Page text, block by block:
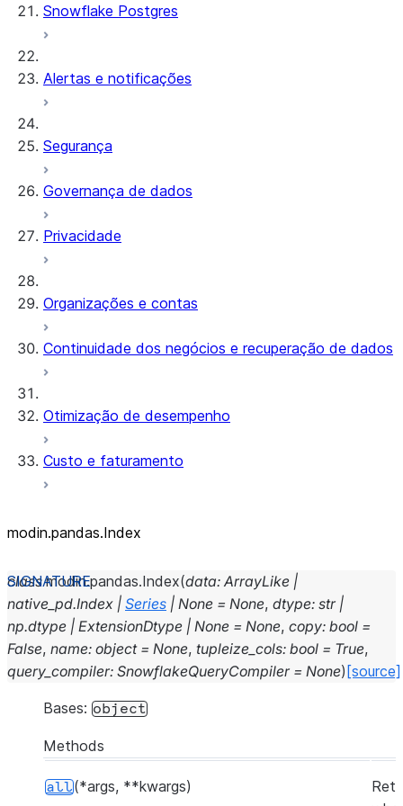
Snowflake Postgres
Alertas e notificações
Segurança
Governança de dados
Privacidade
Organizações e contas
Continuidade dos negócios e recuperação de dados
Otimização de desempenho
Custo e faturamento
modin.pandas.Index
class modin.pandas.Index(data: ArrayLike |
native_pd.Index | Series | None = None, dtype: str |
np.dtype | ExtensionDtype | None = None, copy: bool =
False, name: object = None, tupleize_cols: bool = True,
query_compiler: SnowflakeQueryCompiler = None) [source]
Bases: object
Methods
all(*args, **kwargs)